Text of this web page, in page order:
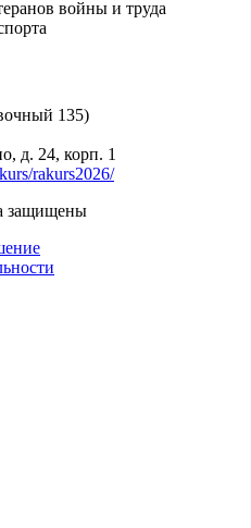
войны и труда
135)
д. 24, корп. 1
rakurs2026/
защищены